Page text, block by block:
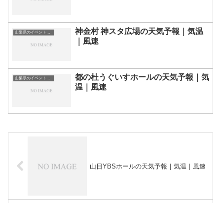
神金村 神スタ広場の天気予報｜気温
｜風速
都の杜うぐいすホールの天気予報｜気
温｜風速
山日YBSホールの天気予報｜気温｜風速